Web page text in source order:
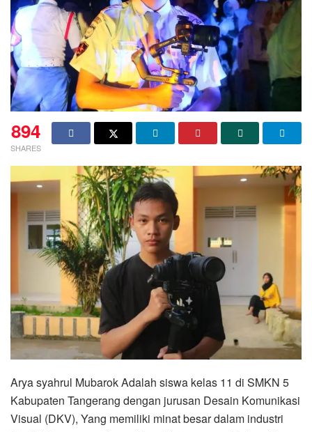
894
SHARES
Arya syahrul Mubarok Adalah siswa kelas 11 di SMKN 5
Kabupaten Tangerang dengan jurusan Desain Komunikasi
Visual (DKV), Yang memiliki minat besar dalam industri